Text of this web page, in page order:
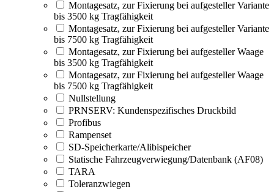
Montagesatz, zur Fixierung bei aufgesteller Variante
bis 3500 kg Tragfähigkeit
Montagesatz, zur Fixierung bei aufgesteller Variante
bis 7500 kg Tragfähigkeit
Montagesatz, zur Fixierung bei aufgesteller Waage
bis 3500 kg Tragfähigkeit
Montagesatz, zur Fixierung bei aufgesteller Waage
bis 7500 kg Tragfähigkeit
Nullstellung
PRNSERV: Kundenspezifisches Druckbild
Profibus
Rampenset
SD-Speicherkarte/Alibispeicher
Statische Fahrzeugverwiegung/Datenbank (AF08)
TARA
Toleranzwiegen